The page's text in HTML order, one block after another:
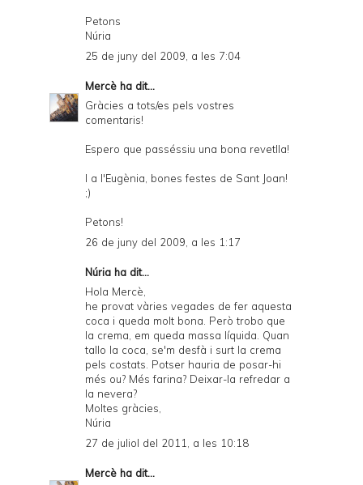
Petons
Núria
25 de juny del 2009, a les 7:04
Mercè ha dit...
Gràcies a tots/es pels vostres
comentaris!
Espero que passéssiu una bona revetlla!
I a l'Eugènia, bones festes de Sant Joan!
;)
Petons!
26 de juny del 2009, a les 1:17
Núria ha dit...
Hola Mercè,
he provat vàries vegades de fer aquesta
coca i queda molt bona. Però trobo que
la crema, em queda massa líquida. Quan
tallo la coca, se'm desfà i surt la crema
pels costats. Potser hauria de posar-hi
més ou? Més farina? Deixar-la refredar a
la nevera?
Moltes gràcies,
Núria
27 de juliol del 2011, a les 10:18
Mercè ha dit...